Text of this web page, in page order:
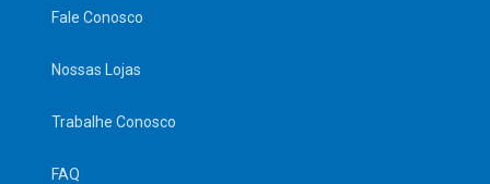
Fale Conosco
Nossas Lojas
Trabalhe Conosco
FAQ